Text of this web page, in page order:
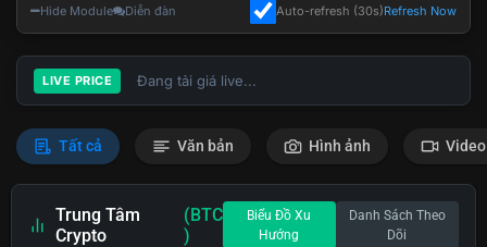
Hide Module Diễn đàn Auto-refresh (30s)Refresh Now
LIVE PRICE Đang tải giá live...
Tất cả Văn bản Hình ảnh Video
Trung Tâm
Crypto
(BTC
)
Biểu Đồ Xu
Hướng
Danh Sách Theo
Dõi